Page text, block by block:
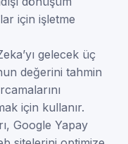
için işletme
gelecek üç
değerini tahmin
için kullanır.
Google Yapay